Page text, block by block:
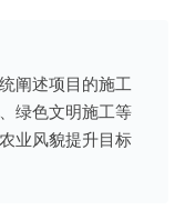
阐述项目的施工
绿色文明施工等
业风貌提升目标